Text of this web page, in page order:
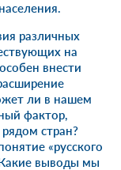
различных
на
внести
ли в нашем
фактор,
стран?
«русского
выводы мы